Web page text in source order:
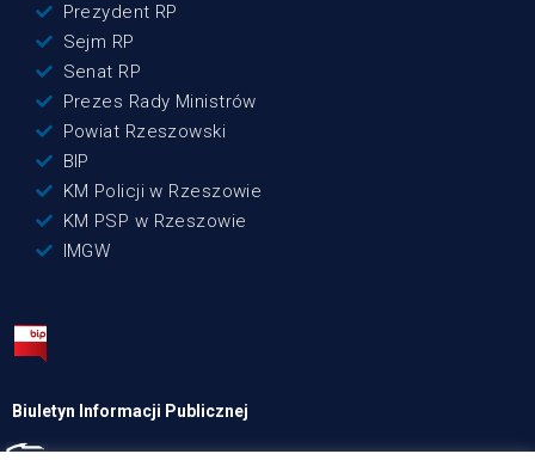
Prezydent RP
Sejm RP
Senat RP
Prezes Rady Ministrów
Powiat Rzeszowski
BIP
KM Policji w Rzeszowie
KM PSP w Rzeszowie
IMGW
Biuletyn Informacji Publicznej